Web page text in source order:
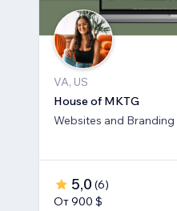
VA, US
House of MKTG
Websites and
5,0 (6)
От 900 $